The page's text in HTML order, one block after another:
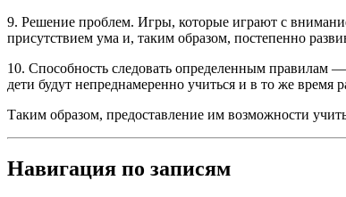
9. Решение проблем. Игры, которые играют с
присутствием ума и, таким образом, постепенно
10. Способность следовать определенным правилам
дети будут непреднамеренно учиться и в то же время
Таким образом, предоставление им возможности
Навигация по записям